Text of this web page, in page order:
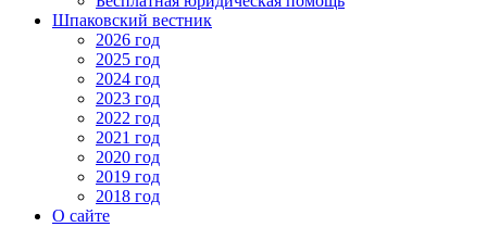
Шпаковский вестник
2026 год
2025 год
2024 год
2023 год
2022 год
2021 год
2020 год
2019 год
2018 год
О сайте